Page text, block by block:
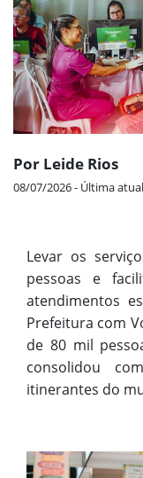
Por Leide Rios
08/07/2026 - Última
Levar os
pessoas e
atendimentos
Prefeitura com
de 80 mil
consolidou
itinerantes do